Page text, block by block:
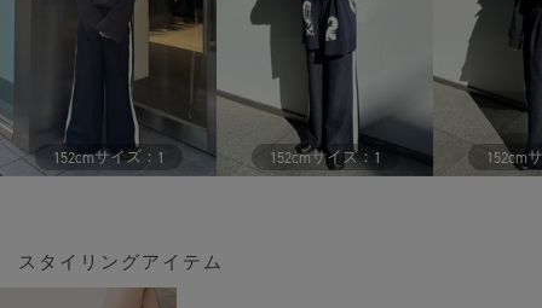
152cmサイズ： 1 152cmサイズ： 1 152cm
スタイリングアイテム